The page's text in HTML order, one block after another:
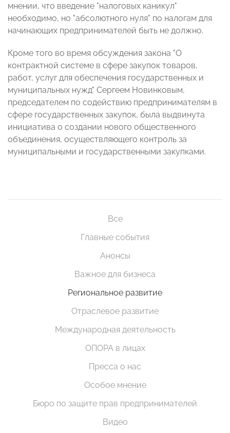
мнении, что введение "налоговых каникул"
необходимо, но "абсолютного нуля" по налогам для
начинающих предпринимателей быть не должно.
Кроме того во время обсуждения закона "О
контрактной системе в сфере закупок товаров,
работ, услуг для обеспечения государственных и
муниципальных нужд" Сергеем Новинковым,
председателем по содействию предпринимателям в
сфере государственных закупок, была выдвинута
инициатива о создании нового общественного
объединения, осуществляющего контроль за
муниципальными и государственными закупками.
Все
Главные события
Анонсы
Важное для бизнеса
Региональное развитие
Отраслевое развитие
Международная деятельность
ОПОРА в лицах
Пресса о нас
Особое мнение
Бюро по защите прав предпринимателей
Видео